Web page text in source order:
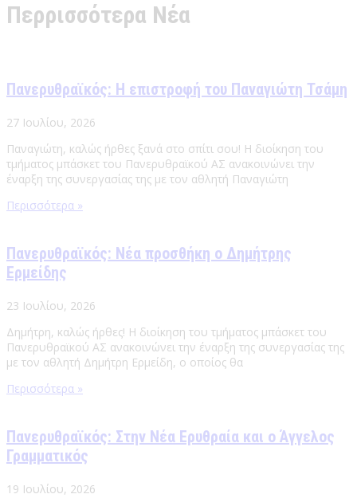
Περρισσότερα Νέα
Πανερυθραϊκός: Η επιστροφή του Παναγιώτη Τσάμη
27 Ιουλίου, 2026
Παναγιώτη, καλώς ήρθες ξανά στο σπίτι σου! Η διοίκηση του
τμήματος μπάσκετ του Πανερυθραϊκού ΑΣ ανακοινώνει την
έναρξη της συνεργασίας της με τον αθλητή Παναγιώτη
Περισσότερα »
Πανερυθραϊκός: Νέα προσθήκη ο Δημήτρης
Ερμείδης
23 Ιουλίου, 2026
Δημήτρη, καλώς ήρθες! Η διοίκηση του τμήματος μπάσκετ του
Πανερυθραϊκού ΑΣ ανακοινώνει την έναρξη της συνεργασίας της
με τον αθλητή Δημήτρη Ερμείδη, ο οποίος θα
Περισσότερα »
Πανερυθραϊκός: Στην Νέα Ερυθραία και ο Άγγελος
Γραμματικός
19 Ιουλίου, 2026